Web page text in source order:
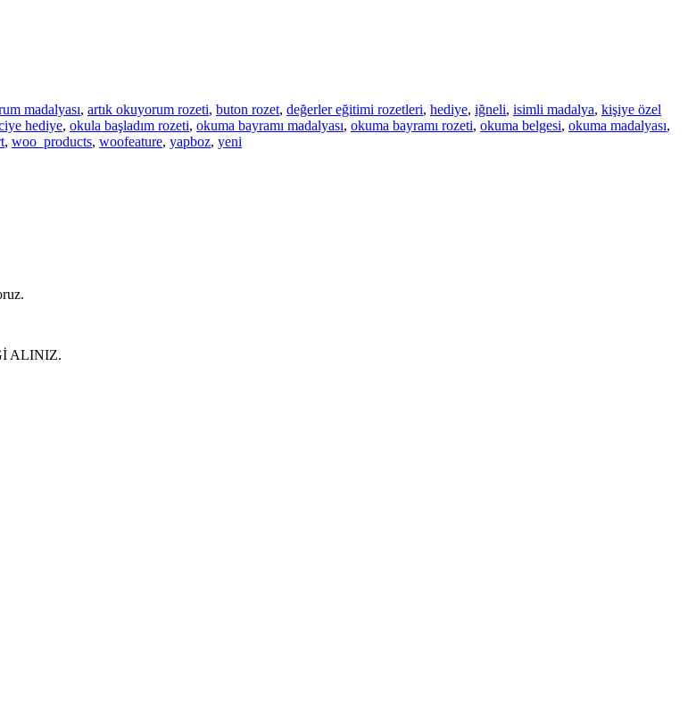
madalyası, artık okuyorum rozeti, buton rozet, değerler eğitimi rozetleri, hediye, iğneli, isimli madalya, kişiye özel
hediye, okula başladım rozeti, okuma bayramı madalyası, okuma bayramı rozeti, okuma belgesi, okuma madalyası,
, woo_products, woofeature, yapboz, yeni
ALINIZ.